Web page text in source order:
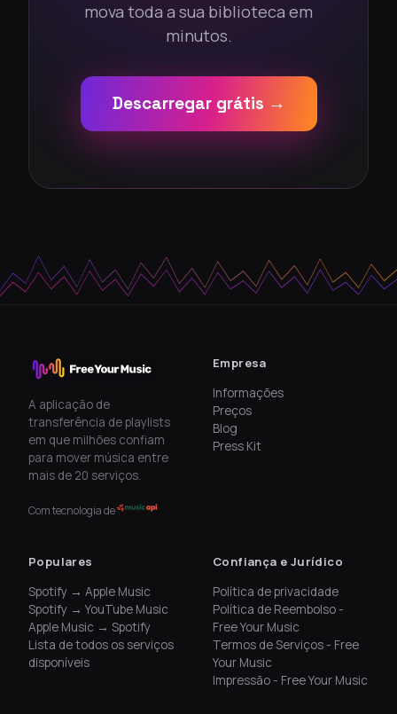
mova toda a sua biblioteca em
minutos.
Descarregar grátis →
A aplicação de
transferência de playlists
em que milhões confiam
para mover música entre
mais de 20 serviços.
Com tecnologia de
Empresa
Informações
Preços
Blog
Press Kit
Populares
Spotify → Apple Music
Spotify → YouTube Music
Apple Music → Spotify
Lista de todos os serviços
disponíveis
Confiança e Jurídico
Política de privacidade
Política de Reembolso -
Free Your Music
Termos de Serviços - Free
Your Music
Impressão - Free Your Music